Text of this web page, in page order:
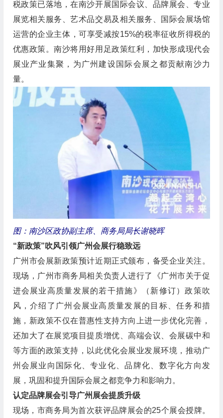
税政策已落地，在南沙开展国际会议、品牌展会、专业
展览相关服务、艺术品交易及相关服务、国际会展场馆
运营的企业主体，可享受减按15%的税率征收所得税的
优惠政策。南沙将用好用足政策红利，加快形成现代会
展业产业集聚，为广州建设国际会展之都贡献南沙力
量。
图：南沙区政协副主席、商务局局长谢晓晖
“新政策”吹风引领广州会展行稳致远
广州市会展新政策预计近期正式颁布，备受企业关注。
现场，广州市商务局相关负责人进行了《广州市关于促
进会展业高质量发展的若干措施》（新修订）政策吹
风，介绍了广州会展业高质量发展的目标、任务和措
施，新政策不仅在普惠性支持方向上进一步优化完善，
还加大了在展览项目提质增优、高端会议、会展碳中和
等方面的政策支持，以此优化会展业发展环境，推动广
州会展业向国际化、专业化、品牌化、数字化方向发
展，巩固和提升国际会展之都竞争力和影响力。
认定品牌展会引导广州展会提质升级
现场，市商务局为首次获评品牌展会的25个展会授牌。